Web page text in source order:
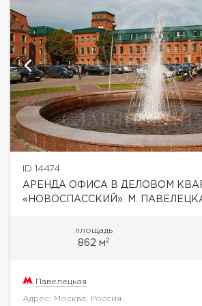
ID 14474
АРЕНДА ОФИСА В ДЕЛОВОМ
«НОВОСПАССКИЙ». М.
площадь
862 м2
Павелецкая
Адрес: Москва, Россия